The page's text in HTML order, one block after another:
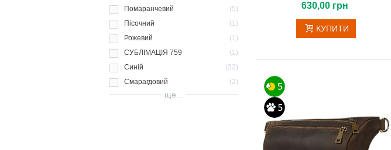
Помаранчевий
5
Пісочний
1
Рожевий
1
СУБЛІМАЦІЯ 759
1
Синій
32
Смарагдовий
2
ще...
630,00 грн
КУПИТИ